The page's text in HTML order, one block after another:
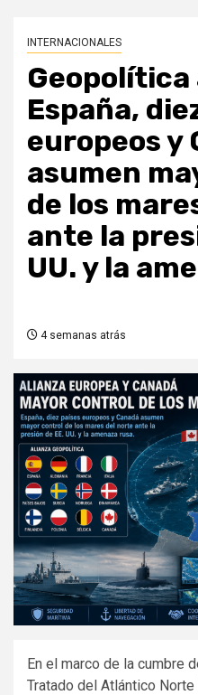
INTERNACIONALES
Geopolítica
España,
europeos y
asumen
de los
ante la
UU. y la
4 semanas atrás
En el marco de la cumbre
Tratado del Atlántico